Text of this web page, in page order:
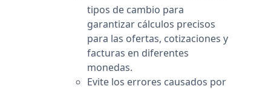
tipos de cambio para
garantizar cálculos precisos
para las ofertas, cotizaciones y
facturas en diferentes
monedas.
Evite los errores causados por